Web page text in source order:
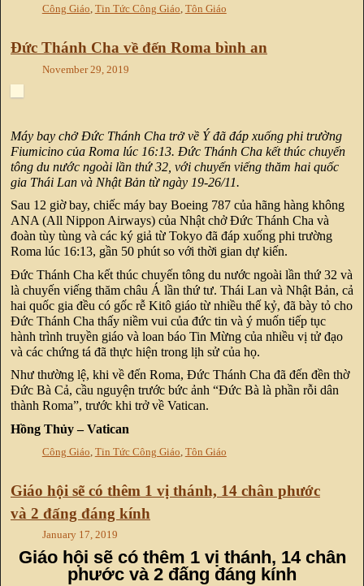
Công Giáo, Tin Tức Công Giáo, Tôn Giáo
Đức Thánh Cha về đến Roma bình an
November 29, 2019
Máy bay chở Đức Thánh Cha trở về Ý đã đáp xuống phi trường
Fiumicino của Roma lúc 16:13. Đức Thánh Cha kết thúc chuyến
tông du nước ngoài lần thứ 32, với chuyến viếng thăm hai quốc
gia Thái Lan và Nhật Bản từ ngày 19-26/11.
Sau 12 giờ bay, chiếc máy bay Boeing 787 của hãng hàng không
ANA (All Nippon Airways) của Nhật chở Đức Thánh Cha và
đoàn tùy tùng và các ký giả từ Tokyo đã đáp xuống phi trường
Roma lúc 16:13, gần 50 phút so với thời gian dự kiến.
Đức Thánh Cha kết thúc chuyến tông du nước ngoài lần thứ 32 và
là chuyến viếng thăm châu Á lần thứ tư. Thái Lan và Nhật Bản, cả
hai quốc gia đều có gốc rễ Kitô giáo từ nhiều thế kỷ, đã bày tỏ cho
Đức Thánh Cha thấy niềm vui của đức tin và ý muốn tiếp tục
hành trình truyền giáo và loan báo Tin Mừng của nhiều vị tử đạo
và các chứng tá đã thực hiện trong lịh sử của họ.
Như thường lệ, khi về đến Roma, Đức Thánh Cha đã đến đền thờ
Đức Bà Cả, cầu nguyện trước bức ảnh “Đức Bà là phần rỗi dân
thành Roma”, trước khi trở về Vatican.
Hồng Thủy – Vatican
Công Giáo Tin Tức Công Giáo Tôn Giáo
Giáo hội sẽ có thêm 1 vị thánh, 14 chân phước
và 2 đấng đáng kính
January 17, 2019
Giáo hội sẽ có thêm 1 vị thánh, 14 chân
phước và 2 đấng đáng kính